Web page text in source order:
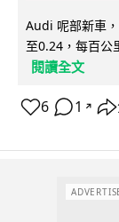
Audi 呢部新車
至0.24，每百公
閱讀全文
6 1 ↗